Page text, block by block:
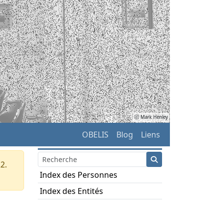
ⓒ Mark Henley
OBELIS Blog Liens
Index des Personnes
Index des Entités